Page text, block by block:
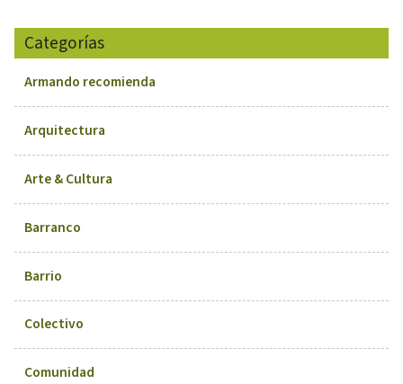
Categorías
Armando recomienda
Arquitectura
Arte & Cultura
Barranco
Barrio
Colectivo
Comunidad